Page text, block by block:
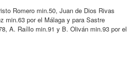
Romero min.50, Juan de Dios Rivas
min.63 por el Málaga y para Sastre
A. Raíllo min.91 y B. Oliván min.93 por el